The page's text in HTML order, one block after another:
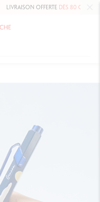
DÈS 80 CHF.